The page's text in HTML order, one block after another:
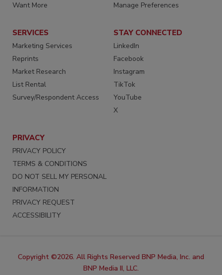
Want More
Manage Preferences
SERVICES
Marketing Services
Reprints
Market Research
List Rental
Survey/Respondent Access
STAY CONNECTED
LinkedIn
Facebook
Instagram
TikTok
YouTube
X
PRIVACY
PRIVACY POLICY
TERMS & CONDITIONS
DO NOT SELL MY PERSONAL
INFORMATION
PRIVACY REQUEST
ACCESSIBILITY
Copyright ©2026. All Rights Reserved BNP Media, Inc. and
BNP Media II, LLC.